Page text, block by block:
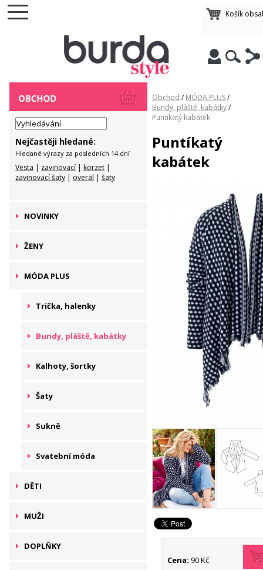
Košík
Nejčastěji hledané:
Hledané výrazy za posledních 14 dní
Vesta | zavinovací | korzet |
zavinovací šaty | overal | šaty
NOVINKY
ŽENY
MÓDA PLUS
Trička, halenky
Bundy, pláště, kabátky
Kalhoty, šortky
Šaty
Sukně
Svatební móda
DĚTI
MUŽI
DOPLŇKY
Obchod / MÓDA PLUS/
Bundy, pláště, kabátky/
Puntíkatý kabátek
Puntíkatý
kabátek
Cena: 90 Kč